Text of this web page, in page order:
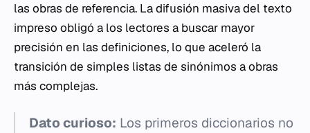
las obras de referencia. La difusión masiva del texto
impreso obligó a los lectores a buscar mayor
precisión en las definiciones, lo que aceleró la
transición de simples listas de sinónimos a obras
más complejas.
Dato curioso: Los primeros diccionarios no